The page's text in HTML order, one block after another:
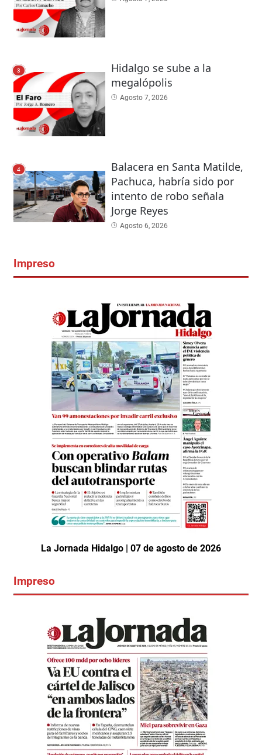
3
Hidalgo se sube a la
megalópolis
Agosto 7, 2026
4
Balacera en Santa Matilde,
Pachuca, habría sido por
intento de robo señala
Jorge Reyes
Agosto 6, 2026
Impreso
La Jornada Hidalgo | 07 de agosto de 2026
Impreso